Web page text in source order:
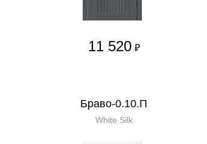
11 520 ₽
Браво-0.10.П
White Silk